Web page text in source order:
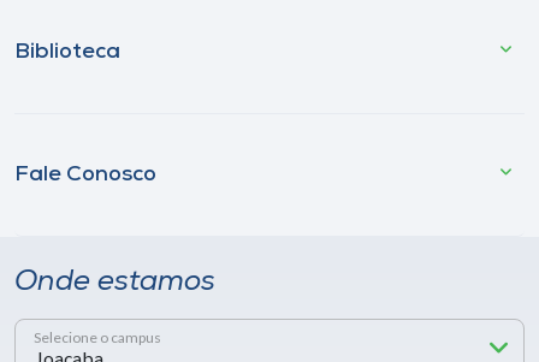
Biblioteca
Fale Conosco
Onde estamos
Selecione o campus